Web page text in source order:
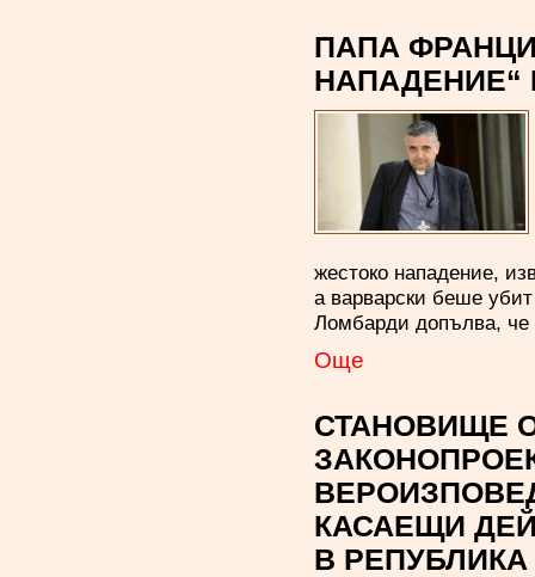
ПАПА
жестоко нападение,
а варварски беше
Ломбарди допълва, че
Oще
СТАНОВИЩЕ
КАСАЕЩИ
В